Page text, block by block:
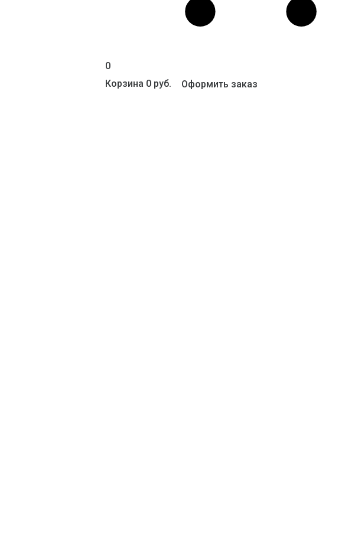
0
Корзина 0 руб.
Оформить заказ